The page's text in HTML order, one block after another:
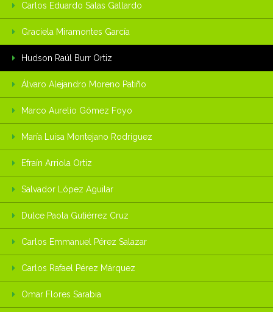
Carlos Eduardo Salas Gallardo
Graciela Miramontes García
Hudson Raúl Burr Ortiz
Álvaro Alejandro Moreno Patiño
Marco Aurelio Gómez Foyo
María Luisa Montejano Rodríguez
Efraín Arriola Ortiz
Salvador López Aguilar
Dulce Paola Gutiérrez Cruz
Carlos Emmanuel Pérez Salazar
Carlos Rafael Pérez Márquez
Omar Flores Sarabia